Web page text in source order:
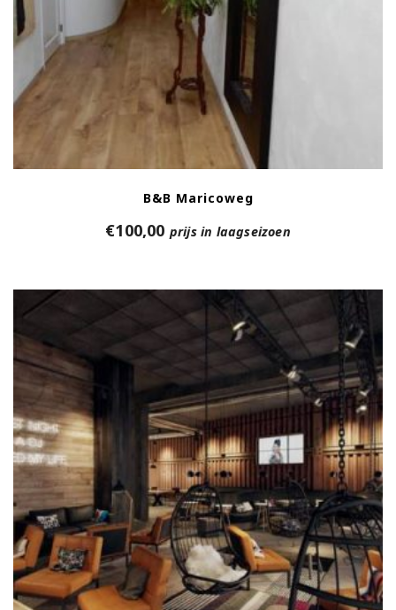
B&B Maricoweg
€100,00 prijs in laagseizoen